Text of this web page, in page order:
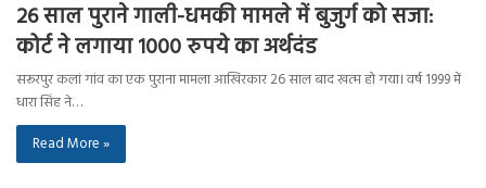
26 साल पुराने गाली-धमकी मामले में बुजुर्ग को सजा:
कोर्ट ने लगाया 1000 रुपये का अर्थदंड
सरूरपुर कलां गांव का एक पुराना मामला आखिरकार 26 साल बाद खत्म हो गया। वर्ष 1999 में
धारा सिंह ने…
Read More »